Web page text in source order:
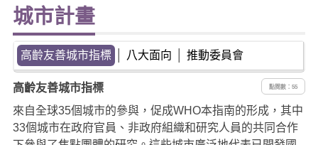
城市計畫
高齡友善城市指標 八大面向 推動委員會
高齡友善城市指標 點閱數：55
來自全球35個城市的參與，促成WHO本指南的形成，其中
33個城市在政府官員、非政府組織和研究人員的共同合作